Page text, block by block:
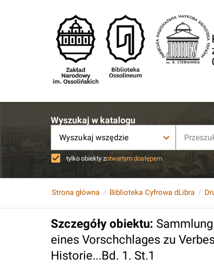
Wyszukaj w katalogu
Wyszukaj wszędzie
tylko obiekty zotwartym dostępem
Strona główna Biblioteka Cyfrowa dLibra
Szczegóły obiektu:
eines Vorschchlages zu
Historie...Bd. 1. St.1